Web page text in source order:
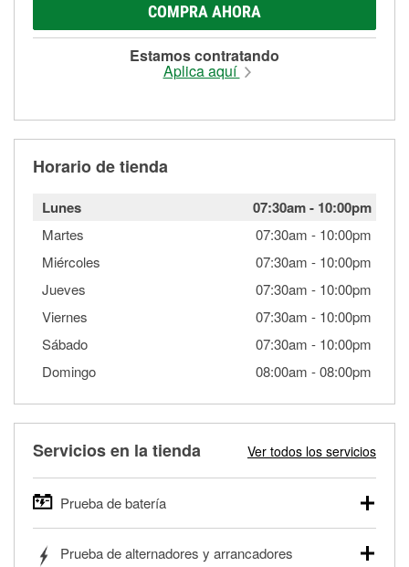
COMPRA AHORA
Estamos contratando
Aplica aquí
Horario de tienda
Lunes 07:30am- 10:00pm
Martes 07:30am - 10:00pm
Miércoles
07:30am - 10:00pm
Jueves
07:30am - 10:00pm
Viernes
07:30am - 10:00pm
Sábado
07:30am - 10:00pm
Domingo
08:00am -08:00pm
Servicios en la tienda Ver todos los servicios
Prueba de batería
autos, camionetas, SUVs, vehículos comerciales y
Prueba de alternadores y arrancadores